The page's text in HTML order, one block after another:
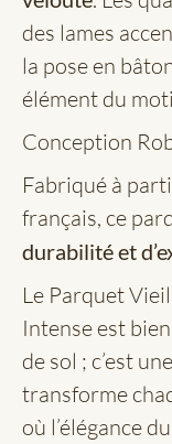
des lames
la pose en
élément du
Conception
Fabriqué à
français, ce
durabilité et
Le Parquet
Intense est
de sol ; c’est
transforme
où l’élégance